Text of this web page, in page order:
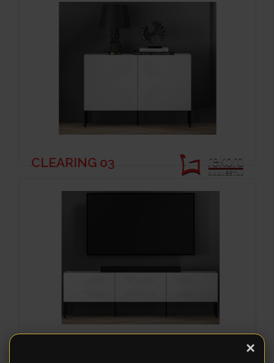
CLEARING 03
×